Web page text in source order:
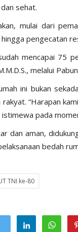
sehat.
mulai dari
pengecatan
mencapai 75
melalui
ini bukan
“Harapan
pada
dan aman,
bedah
TNI ke-80